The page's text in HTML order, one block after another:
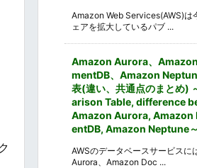
Amazon Web Services(AWS)は
ェアを拡大しているパブ ...
Amazon Aurora、
mentDB、Amazon
表(違い、共通点のまとめ)
arison Table, difference
Amazon Aurora, Amazon
entDB, Amazon Neptune～
AWSのデータベースサービスに
Aurora、Amazon Doc ...